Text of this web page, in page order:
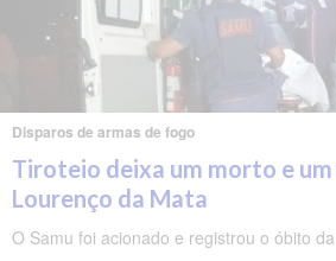
Disparos de armas de fogo
Tiroteio deixa um morto e
Lourenço da Mata
O Samu foi acionado e registrou o óbito